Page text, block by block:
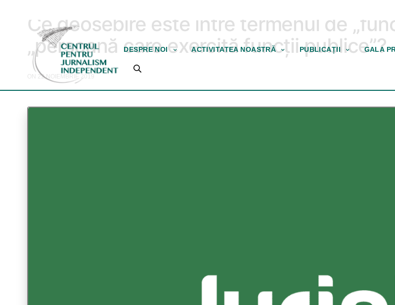
DESPRE NOI ACTIVITATEA NOASTRĂ PUBLICAȚII GALA
Ce deosebire este între termenul de
„persoană care exercită funcții publice”?
ON 22 NOIEMBRIE 2019